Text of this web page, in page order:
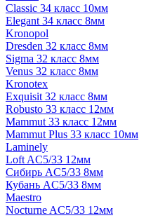
Classic 34 класс 10мм
Elegant 34 класс 8мм
Kronopol
Dresden 32 класс 8мм
Sigma 32 класс 8мм
Venus 32 класс 8мм
Kronotex
Exquisit 32 класс 8мм
Robusto 33 класс 12мм
Mammut 33 класс 12мм
Mammut Plus 33 класс 10мм
Laminely
Loft AC5/33 12мм
Сибирь AC5/33 8мм
Кубань AC5/33 8мм
Maestro
Nocturne AC5/33 12мм